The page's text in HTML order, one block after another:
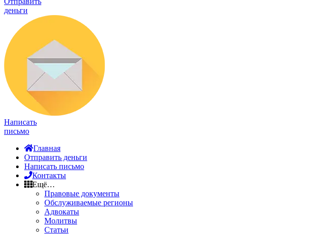
деньги
Написать
письмо
Главная
Отправить деньги
Написать письмо
Контакты
Ещё…
Правовые документы
Обслуживаемые регионы
Адвокаты
Молитвы
Статьи